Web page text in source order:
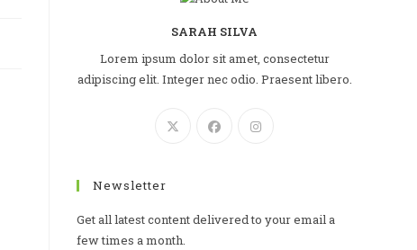
SARAH SILVA
Lorem ipsum dolor sit amet, consectetur
adipiscing elit. Integer nec odio. Praesent libero.
Newsletter
Get all latest content delivered to your email a
few times a month.